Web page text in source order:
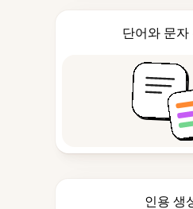
단어와 문자
인용 생